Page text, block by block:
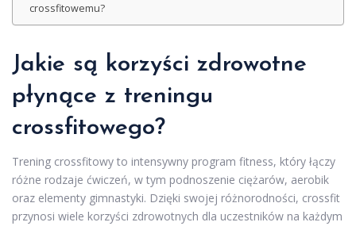
crossfitowemu?
Jakie są korzyści zdrowotne
płynące z treningu
crossfitowego?
Trening crossfitowy to intensywny program fitness, który łączy
różne rodzaje ćwiczeń, w tym podnoszenie ciężarów, aerobik
oraz elementy gimnastyki. Dzięki swojej różnorodności, crossfit
przynosi wiele korzyści zdrowotnych dla uczestników na każdym